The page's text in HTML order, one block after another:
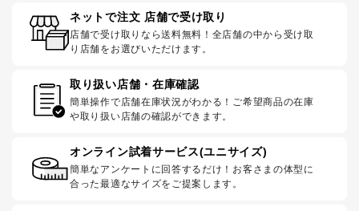
ネットで注文 店舗で受け取り
店舗で受け取りなら送料無料！全店舗の中から受け取
り店舗をお選びいただけます。
取り扱い店舗・在庫確認
簡単操作で店舗在庫状況がわかる！ご希望商品の在庫
や取り扱い店舗の確認ができます。
オンライン試着サービス(ユニサイズ)
簡単なアンケートに回答するだけ！お客さまの体型に
合った最適なサイズをご提案します。